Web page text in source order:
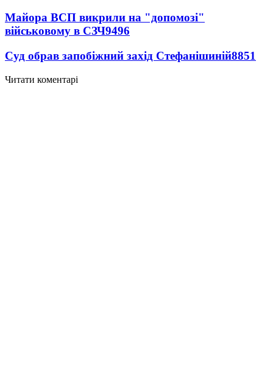
Майора ВСП викрили на "допомозі"
військовому в СЗЧ9496
Суд обрав запобіжний захід Стефанішиній8851
Читати коментарі